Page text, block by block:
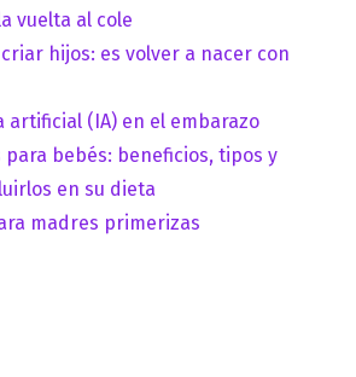
vuelta al cole
hijos: es volver a nacer con
artificial (IA) en el embarazo
para bebés: beneficios, tipos y
en su dieta
madres primerizas